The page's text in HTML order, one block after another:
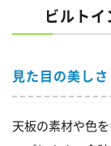
ビルト
見た目の美し
天板の素材や色